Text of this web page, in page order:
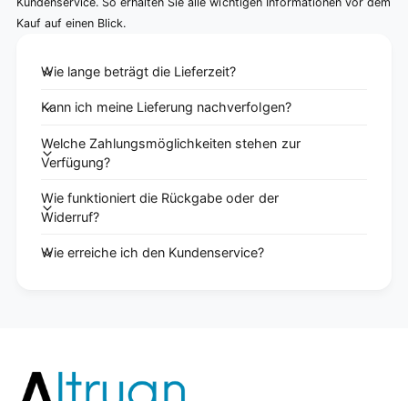
Kauf auf einen Blick.
Wie lange beträgt die Lieferzeit?
Kann ich meine Lieferung nachverfolgen?
Welche Zahlungsmöglichkeiten stehen zur
Verfügung?
Wie funktioniert die Rückgabe oder der
Widerruf?
Wie erreiche ich den Kundenservice?